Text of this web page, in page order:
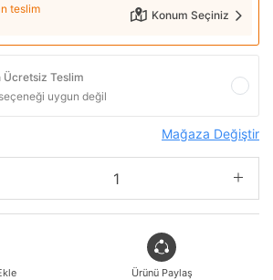
teslim
Konum Seçiniz
Ücretsiz Teslim
uygun değil
Mağaza Değiştir
Ürünü Paylaş